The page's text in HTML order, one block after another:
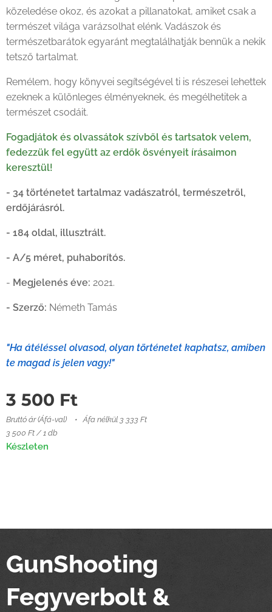
közeledése okoz, és azokat a pillanatokat, amiket csak a
természet világa varázsolhat elénk. Vadászok és
természetbarátok egyaránt megtalálhatják bennük a nekik
tetsző tartalmat.
Remélem, hogy könyvei segítségével ti is részesei lehettek
ezeknek a különleges élményeknek, és megélhetitek a
természet csodáit.
Fogadjátok és olvassátok szívből és tartsatok velem,
fedezzük fel együtt az erdők ösvényeit írásaimon
keresztül!
- 34 történetet tartalmaz vadászatról, természetről,
erdőjárásról.
- 184 oldal, illusztrált.
- A/5 méret, puhaborítós.
- Megjelenés éve: 2021.
- Szerző: Németh Tamás
"Ha átéléssel olvasod, olyan történetet kaphatsz, amiben
te magad is jelen vagy!"
3 500 Ft
Bruttó ár (Áfá-val)
Áfa nélkül 3 333 Ft
3 500 Ft / 1 db
Készleten
GunShooting
Fegyverbolt &